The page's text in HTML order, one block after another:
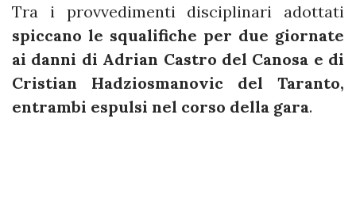
Tra i provvedimenti disciplinari adottati
spiccano le squalifiche per due giornate
ai danni di Adrian Castro del Canosa e di
Cristian Hadziosmanovic del Taranto,
entrambi espulsi nel corso della gara.